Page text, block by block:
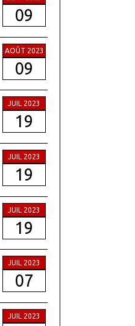
09
AOÛT 2023
09
JUIL 2023
19
JUIL 2023
19
JUIL 2023
19
JUIL 2023
07
JUIL 2023